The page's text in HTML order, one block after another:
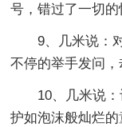
号，错过了一切的
9、几米说：对
不停的举手发问，
10、几米说：
护如泡沫般灿烂